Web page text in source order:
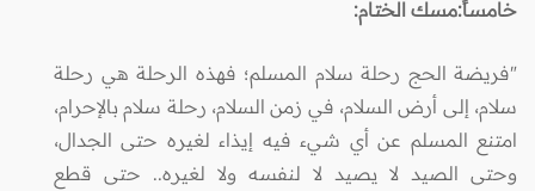
خامساً:مسك الختام:
"فريضة الحج رحلة سلام المسلم؛ فهذه الرحلة هي رحلة
سلام، إلى أرض السلام، في زمن السلام، رحلة سلام بالإحرام،
امتنع المسلم عن أي شيء فيه إيذاء لغيره حتى الجدال،
وحتى الصيد لا يصيد لا لنفسه ولا لغيره.. حتى قطع